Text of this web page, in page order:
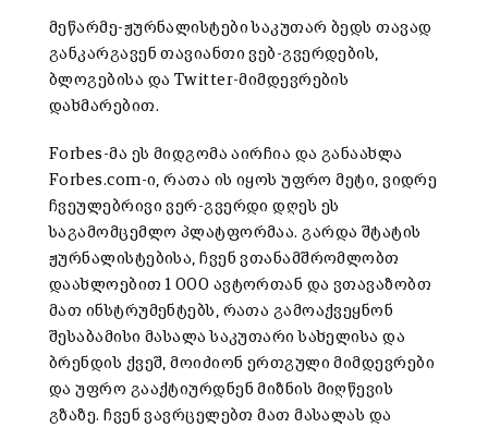
მეწარმე-ჟურნალისტები საკუთარ ბედს თავად
განკარგავენ თავიანთი ვებ-გვერდების,
ბლოგებისა და Twitter-მიმდევრების
დახმარებით.
Forbes-მა ეს მიდგომა აირჩია და განაახლა
Forbes.com-ი, რათა ის იყოს უფრო მეტი, ვიდრე
ჩვეულებრივი ვერ-გვერდი დღეს ეს
საგამომცემლო პლატფორმაა. გარდა შტატის
ჟურნალისტებისა, ჩვენ ვთანამშრომლობთ
დაახლოებით 1 000 ავტორთან და ვთავაზობთ
მათ ინსტრუმენტებს, რათა გამოაქვეყნონ
შესაბამისი მასალა საკუთარი სახელისა და
ბრენდის ქვეშ, მოიძიონ ერთგული მიმდევრები
და უფრო გააქტიურდნენ მიზნის მიღწევის
გზაზე. ჩვენ ვავრცელებთ მათ მასალას და